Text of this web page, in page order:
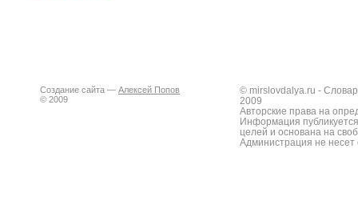
Создание сайта — Алексей Попов
© 2009
© mirslovdalya.ru -
2009
Авторские права на
Информация
целей и основана на
Администрация не несет